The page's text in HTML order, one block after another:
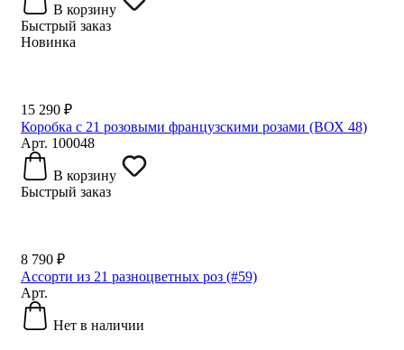
В корзину
Быстрый заказ
Новинка
15 290 ₽
Коробка с 21 розовыми французскими розами (ВОХ 48)
Арт. 100048
В корзину
Быстрый заказ
8 790 ₽
Ассорти из 21 разноцветных роз (#59)
Арт.
Нет в наличии